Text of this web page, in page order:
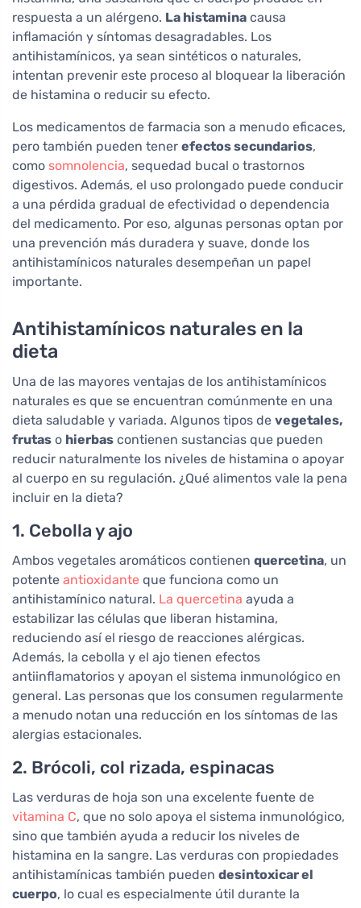
respuesta a un alérgeno. La histamina causa
inflamación y síntomas desagradables. Los
antihistamínicos, ya sean sintéticos o naturales,
intentan prevenir este proceso al bloquear la liberación
de histamina o reducir su efecto.
Los medicamentos de farmacia son a menudo eficaces,
pero también pueden tener efectos secundarios,
como somnolencia, sequedad bucal o trastornos
digestivos. Además, el uso prolongado puede conducir
a una pérdida gradual de efectividad o dependencia
del medicamento. Por eso, algunas personas optan por
una prevención más duradera y suave, donde los
antihistamínicos naturales desempeñan un papel
importante.
Antihistamínicos naturales en la
dieta
Una de las mayores ventajas de los antihistamínicos
naturales es que se encuentran comúnmente en una
dieta saludable y variada. Algunos tipos de vegetales,
frutas o hierbas contienen sustancias que pueden
reducir naturalmente los niveles de histamina o apoyar
al cuerpo en su regulación. ¿Qué alimentos vale la pena
incluir en la dieta?
1. Cebolla y ajo
Ambos vegetales aromáticos contienen quercetina, un
potente antioxidante que funciona como un
antihistamínico natural. La quercetina ayuda a
estabilizar las células que liberan histamina,
reduciendo así el riesgo de reacciones alérgicas.
Además, la cebolla y el ajo tienen efectos
antiinflamatorios y apoyan el sistema inmunológico en
general. Las personas que los consumen regularmente
a menudo notan una reducción en los síntomas de las
alergias estacionales.
2. Brócoli, col rizada, espinacas
Las verduras de hoja son una excelente fuente de
vitamina C, que no solo apoya el sistema inmunológico,
sino que también ayuda a reducir los niveles de
histamina en la sangre. Las verduras con propiedades
antihistamínicas también pueden desintoxicar el
cuerpo, lo cual es especialmente útil durante la